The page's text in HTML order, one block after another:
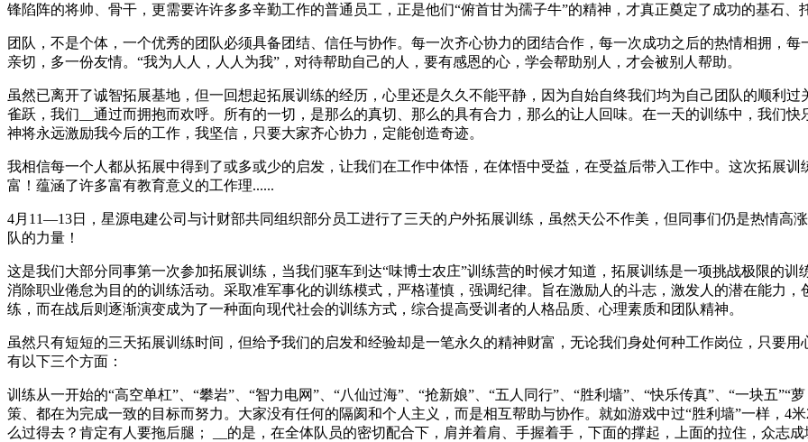
锋陷阵的将帅、骨干，更需要许许多多辛勤工作的普通员工，正是他们“俯首甘为孺子牛”的精神，才真正奠定了成功的基石、
团队，不是个体，一个优秀的团队必须具备团结、信任与协作。每一次齐心协力的团结合作，每一次成功之后的热情相拥，
亲切，多一份友情。“我为人人，人人为我”，对待帮助自己的人，要有感恩的心，学会帮助别人，才会被别人帮助。
虽然已离开了诚智拓展基地，但一回想起拓展训练的经历，心里还是久久不能平静，因为自始自终我们均为自己团队的顺利
雀跃，我们__通过而拥抱而欢呼。所有的一切，是那么的真切、那么的具有合力，那么的让人回味。在一天的训练中，我们
神将永远激励我今后的工作，我坚信，只要大家齐心协力，定能创造奇迹。
我相信每一个人都从拓展中得到了或多或少的启发，让我们在工作中体悟，在体悟中受益，在受益后带入工作中。这次拓展
富！蕴涵了许多富有教育意义的工作理......
4月11—13日，星源电建公司与计财部共同组织部分员工进行了三天的户外拓展训练，虽然天公不作美，但同事们仍是热情高
队的力量！
这是我们大部分同事第一次参加拓展训练，当我们驱车到达“味博士农庄”训练营的时候才知道，拓展训练是一项挑战极限的训
消除职业倦怠为目的的训练活动。采取准军事化的训练模式，严格谨慎，强调纪律。旨在激励人的斗志，激发人的潜在能力
练，而在战后则逐渐演变成为了一种面向现代社会的训练方式，综合提高受训者的人格品质、心理素质和团队精神。
虽然只有短短的三天拓展训练时间，但给予我们的启发和经验却是一笔永久的精神财富，无论我们身处何种工作岗位，只要
有以下三个方面：
训练从一开始的“高空单杠”、“攀岩”、“智力电网”、“八仙过海”、“抢新娘”、“五人同行”、“胜利墙”、“快乐传真”、“一块五
策、都在为完成一致的目标而努力。大家没有任何的隔阂和个人主义，而是相互帮助与协作。就如游戏中过“胜利墙”一样，4
么过得去？肯定有人要拖后腿； __的是，在全体队员的密切配合下，肩并着肩、手握着手，下面的撑起，上面的拉住，众志